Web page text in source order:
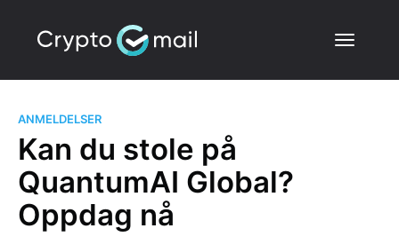
ANMELDELSER
Kan du stole på
QuantumAI Global?
Oppdag nå